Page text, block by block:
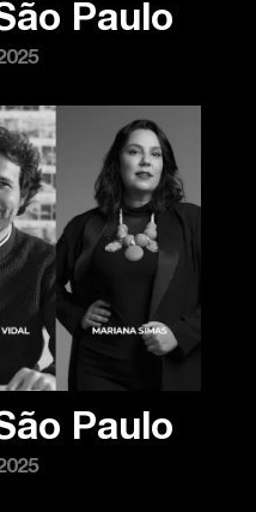
Paulo
Paulo